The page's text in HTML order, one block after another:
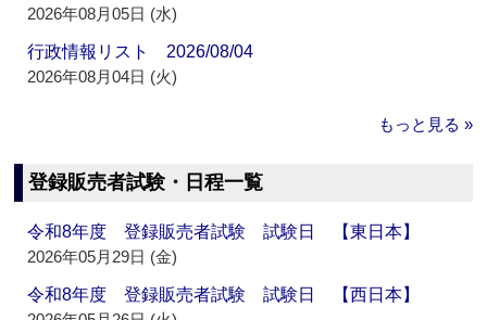
2026年08月05日 (水)
行政情報リスト 2026/08/04
2026年08月04日 (火)
もっと見る »
登録販売者試験・日程一覧
令和8年度 登録販売者試験 試験日 【東日本】
2026年05月29日 (金)
令和8年度 登録販売者試験 試験日 【西日本】